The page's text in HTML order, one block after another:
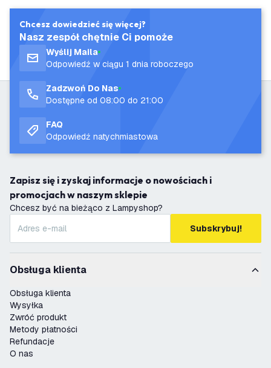
Chcesz dowiedzieć się więcej?
Nasz zespół chętnie Ci pomoże
Wyślij Maila
Odpowiedź w ciągu 1 dnia roboczego
Zadzwoń Do Nas
Dostępne od 08:00 do 21:00
FAQ
Odpowiedź natychmiastowa
Zapisz się i zyskaj informacje o nowościach i
promocjach w naszym sklepie
Chcesz być na bieżąco z Lampyshop?
Subskrybuj!
Obsługa klienta
Obsługa klienta
Wysyłka
Zwróć produkt
Metody płatności
Refundacje
O nas